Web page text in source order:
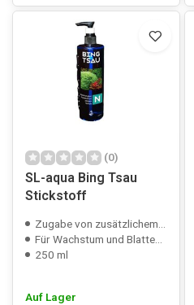
(0)
SL-aqua Bing Tsau
Stickstoff
Zugabe von zusätzlichem Stickstoff
Für Wachstum und Blattentwicklung
250 ml
Auf Lager